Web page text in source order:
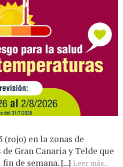
(rojo) en la zonas de
Gran Canaria y Telde que
de semana. [...] Leer más...